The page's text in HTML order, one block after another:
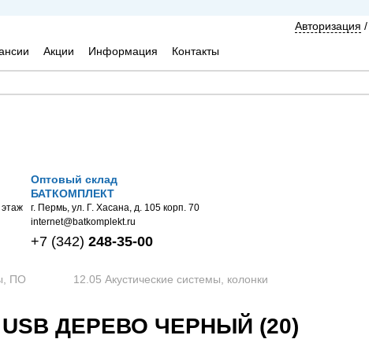
Акции Информация Контакты
Авторизация /
этаж
Оптовый склад
БАТКОМПЛЕКТ
г. Пермь, ул. Г. Хасана, д. 105 корп. 70
internet@batkomplekt.ru
+7 (342) 248-35-00
ПО
12.05 Акустические системы, колонки
USB ДЕРЕВО ЧЕРНЫЙ (20)